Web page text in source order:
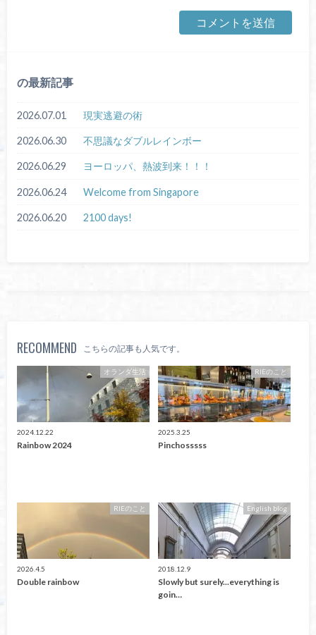
の最新記事
2026.07.01 現実逃避の術
2026.06.30 不思議なダブルレインボー
2026.06.29 ヨーロッパ、熱波到来！！！
2026.06.24 Welcome from Singapore
2026.06.20 2100 days!
RECOMMEND こちらの記事も人気です。
オランダ生活
2024.12.22
Rainbow 2024
RIEのこと
2025.3.25
Pinchosssss
RIEのこと
2026.4.5
Double rainbow
English blog
2018.12.9
Slowly but surely...everything is
goin…